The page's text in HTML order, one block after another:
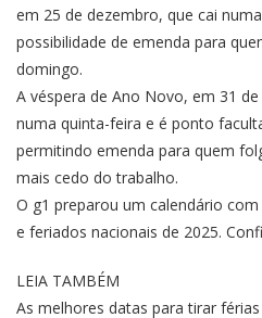
em 25 de dezembro, que cai
possibilidade de emenda para
domingo.
A véspera de Ano Novo, em 31
numa quinta-feira e é ponto
permitindo emenda para quem
mais cedo do trabalho.
O g1 preparou um calendário
e feriados nacionais de 2025.
LEIA TAMBÉM
As melhores datas para tirar